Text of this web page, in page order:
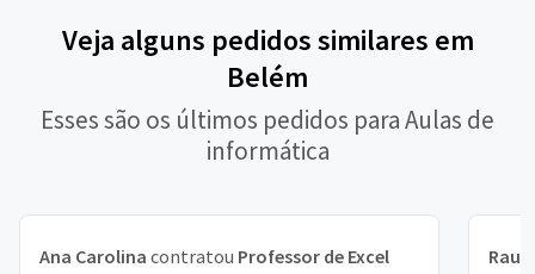
Veja alguns pedidos similares em
Belém
Esses são os últimos pedidos para Aulas de
informática
Ana Carolina contratou Professor de Excel Raul